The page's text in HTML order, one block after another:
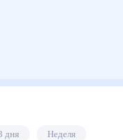
3 дня Неделя